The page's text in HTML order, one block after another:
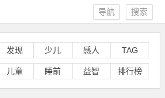
搜索
导航
发现 少儿 感人 TAG
儿童 睡前 益智 排行榜